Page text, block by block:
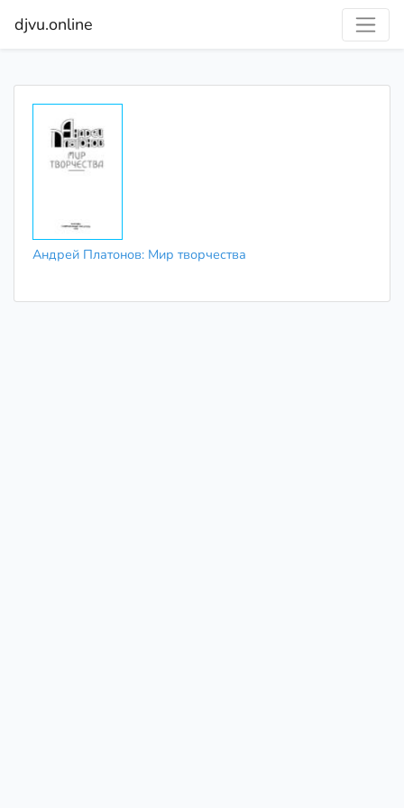
djvu.online
Андрей Платонов: Мир творчества